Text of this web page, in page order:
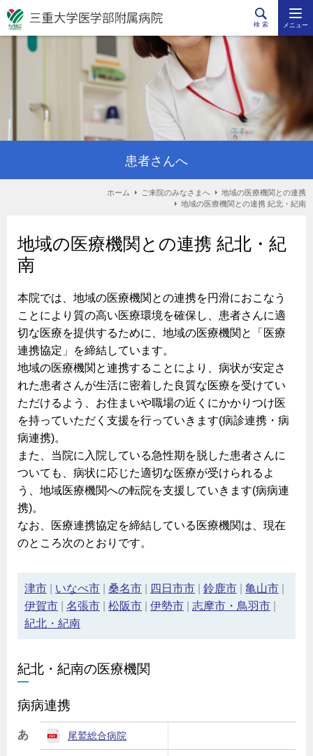
検 索 メニュー
患者さんへ
ホーム ご来院のみなさまへ
地域の医療機関との連携
地域の医療機関との連携 紀北・紀南
地域の医療機関との連携 紀北・紀
南
本院では、地域の医療機関との連携を円滑におこなう
ことにより質の高い医療環境を確保し、患者さんに適
切な医療を提供するために、地域の医療機関と「医療
連携協定」を締結しています。
地域の医療機関と連携することにより、病状が安定さ
れた患者さんが生活に密着した良質な医療を受けてい
ただけるよう、お住まいや職場の近くにかかりつけ医
を持っていただく支援を行っていきます(病診連携・病
病連携)。
また、当院に入院している急性期を脱した患者さんに
ついても、病状に応じた適切な医療が受けられるよ
う、地域医療機関への転院を支援していきます(病病連
携)。
なお、医療連携協定を締結している医療機関は、現在
のところ次のとおりです。
津市 いなべ市 桑名市 四日市市 鈴鹿市 亀山市
伊賀市
名張市 松阪市 伊勢市 志摩市・鳥羽市
紀北・紀南
紀北・紀南の医療機関
病病連携
あ 尾鷲総合病院